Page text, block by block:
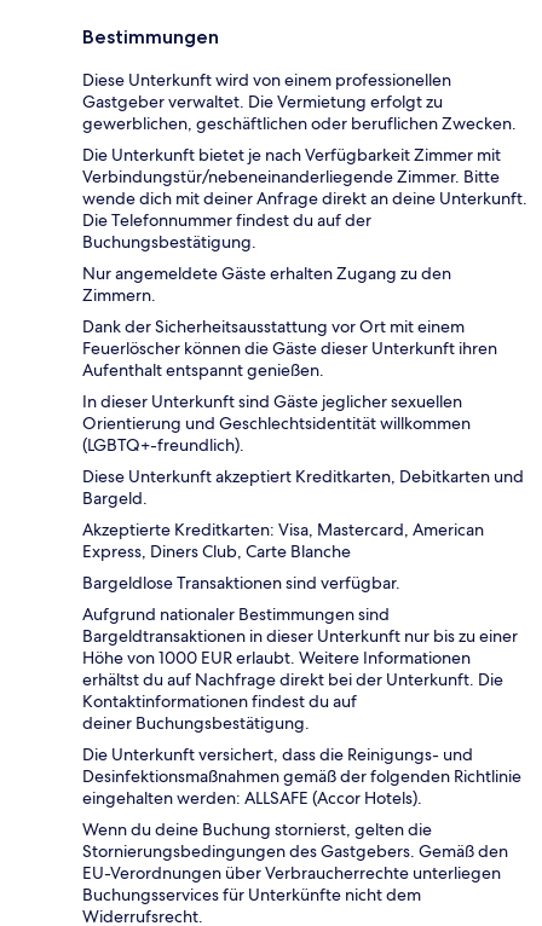
Bestimmungen
Diese Unterkunft wird von einem professionellen
Gastgeber verwaltet. Die Vermietung erfolgt zu
gewerblichen, geschäftlichen oder beruflichen Zwecken.
Die Unterkunft bietet je nach Verfügbarkeit Zimmer mit
Verbindungstür/nebeneinanderliegende Zimmer. Bitte
wende dich mit deiner Anfrage direkt an deine Unterkunft.
Die Telefonnummer findest du auf der
Buchungsbestätigung.
Nur angemeldete Gäste erhalten Zugang zu den
Zimmern.
Dank der Sicherheitsausstattung vor Ort mit einem
Feuerlöscher können die Gäste dieser Unterkunft ihren
Aufenthalt entspannt genießen.
In dieser Unterkunft sind Gäste jeglicher sexuellen
Orientierung und Geschlechtsidentität willkommen
(LGBTQ+-freundlich).
Diese Unterkunft akzeptiert Kreditkarten, Debitkarten und
Bargeld.
Akzeptierte Kreditkarten: Visa, Mastercard, American
Express, Diners Club, Carte Blanche
Bargeldlose Transaktionen sind verfügbar.
Aufgrund nationaler Bestimmungen sind
Bargeldtransaktionen in dieser Unterkunft nur bis zu einer
Höhe von 1000 EUR erlaubt. Weitere Informationen
erhältst du auf Nachfrage direkt bei der Unterkunft. Die
Kontaktinformationen findest du auf
deiner Buchungsbestätigung.
Die Unterkunft versichert, dass die Reinigungs- und
Desinfektionsmaßnahmen gemäß der folgenden Richtlinie
eingehalten werden: ALLSAFE (Accor Hotels).
Wenn du deine Buchung stornierst, gelten die
Stornierungsbedingungen des Gastgebers. Gemäß den
EU-Verordnungen über Verbraucherrechte unterliegen
Buchungsservices für Unterkünfte nicht dem
Widerrufsrecht.